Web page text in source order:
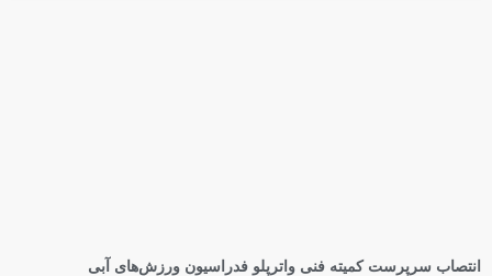
انتصاب سرپرست کمیته فنی واترپلو فدراسیون ورزش‌های آبی